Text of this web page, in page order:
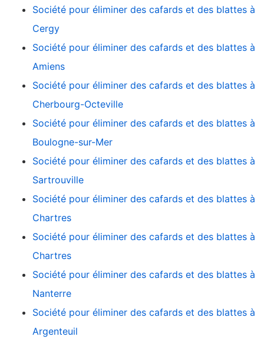
Société pour éliminer des cafards et des blattes à
Cergy
Société pour éliminer des cafards et des blattes à
Amiens
Société pour éliminer des cafards et des blattes à
Cherbourg-Octeville
Société pour éliminer des cafards et des blattes à
Boulogne-sur-Mer
Société pour éliminer des cafards et des blattes à
Sartrouville
Société pour éliminer des cafards et des blattes à
Chartres
Société pour éliminer des cafards et des blattes à
Chartres
Société pour éliminer des cafards et des blattes à
Nanterre
Société pour éliminer des cafards et des blattes à
Argenteuil